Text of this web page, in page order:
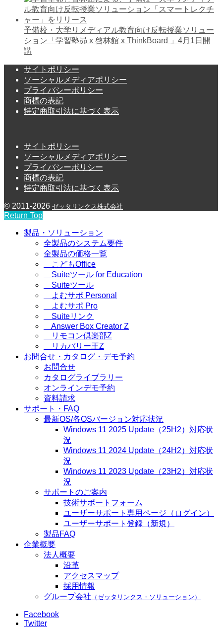
予備校・大学リメディアル教育向け反転授業ソリュー
ション「学習塾昴 x 啓林館 x ThinkBoard 」4月1日開
講
サイトポリシー
ソーシャルメディアポリシー
プライバシーポリシー
商標の表記
特定商取引法に基づく表示
サイトポリシー
ソーシャルメディアポリシー
プライバシーポリシー
商標の表記
特定商取引法に基づく表示
© 2011-2026 ゼッタリンクス株式会社
Return Top
製品・ソリューション
全製品のシステム要件
全製品の価格一覧
こどもOffice
Suiteツール for Education
Suiteツール
よむサポ Personal
よむサポ Pro
Suiteリンク
Answer Box Creator Z
リモコン倶楽部Z
リカバリー王Z
お問合せ・カタログ・デモ予約
お問合せ
カタログライブラリー
オンラインデモ予約
資料請求
サポート・FAQ
最新OS/各OSバージョン対応状況
Windows 11 2025 Update（25H2）対応状
況
Windows 11 2024 Update（24H2）対応状
況
Windows 11 2023 Update（23H2）対応状
況
サポートのご案内
技術サポートフォーム
ユーザーサポート専用ページ（ログイン）
ユーザーサポート登録（新規）
製品FAQ
企業概要
法人概要
沿革
アクセスマップ
採用情報
グループ会社 （ゼッタリンクス・ソリューション）
Facebook
Twitter